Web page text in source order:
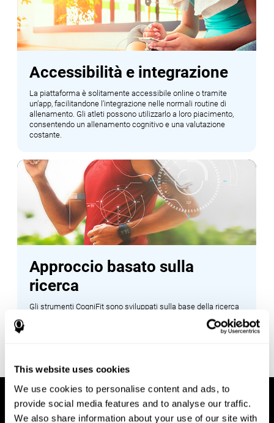
This website uses cookies
We use cookies to personalise content and ads, to
provide social media features and to analyse our traffic.
We also share information about your use of our site with
Accessibilità e integrazione
La piattaforma è solitamente accessibile online o tramite
un’app, facilitandone l’integrazione nelle normali routine di
allenamento. Gli atleti possono utilizzarlo a loro piacimento,
consentendo un allenamento cognitivo e una valutazione
costante.
Approccio basato sulla
ricerca
Gli strumenti CogniFit sono sviluppati sulla base della ricerca
neuropsicologica, garantendo che le valutazioni e i programmi
di formazione siano fondati sulla comprensione scientifica del